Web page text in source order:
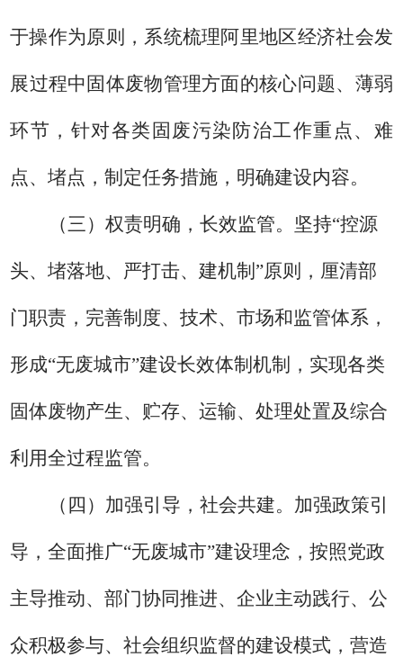
于操作为原则， 系统梳理阿里地区经济社会发
展过程中固体废物管理方面的核心问题、薄弱
环节，针对各类固废污染防治工作重点、难
点、堵点 ，制定任务措施，明确建设内容。
（三）权责明确，长效监管。 坚持“控源
头、堵落地、严打击、建机制 ”原则 ，厘清部
门职责， 完善制度、技术、市场和监管体系 ，
形成“无废城市”建设长效体制机制 ， 实现各类
固体废物产生、贮存、运输、处理处置及综合
利用全过程监管。
（四）加强引导，社会共建。 加强政策引
导，全面推广“无废城市”建设理念，按照党政
主导推动、部门协同推进、企业主动践行、公
众积极参与、社会组织监督的建设模式，营造